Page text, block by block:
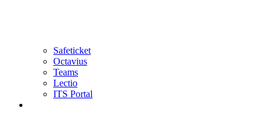
Safeticket
Octavius
Teams
Lectio
ITS Portal